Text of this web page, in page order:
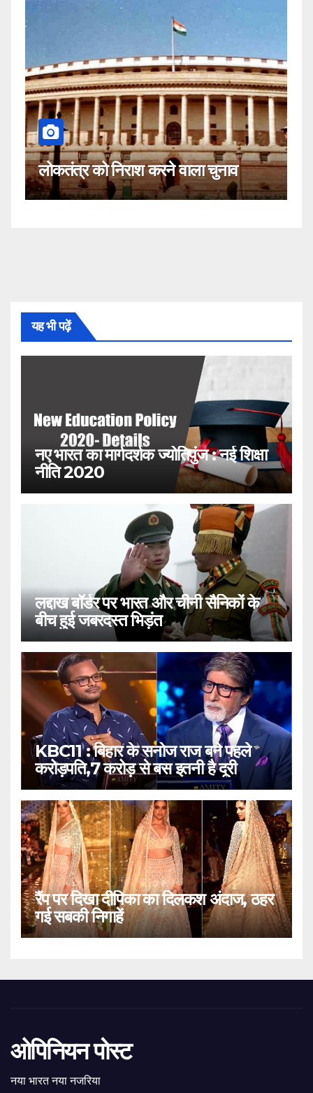
को निराश करने वाला चुनाव
कहीं यह
नहीं!
यह भी पढ़ें
नए भारत का मार्गदर्शक ज्योतिपुंज : नई शिक्षा
नीति 2020
लद्दाख बॉर्डर पर भारत और चीनी सैनिकों के
बीच हुई जबरदस्त भिड़ंत
KBC11 : बिहार के सनोज राज बने पहले
करोड़पति,7 करोड़ से बस इतनी है दूरी
रैंप पर दिखा दीपिका का दिलकश अंदाज, ठहर
गई सबकी निगाहें
ओपिनियन पोस्ट
नया भारत नया नजरिया